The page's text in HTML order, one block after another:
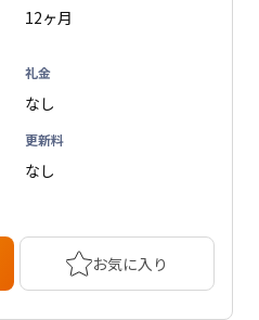
12ヶ月
礼金
なし
更新料
なし
お気に入り